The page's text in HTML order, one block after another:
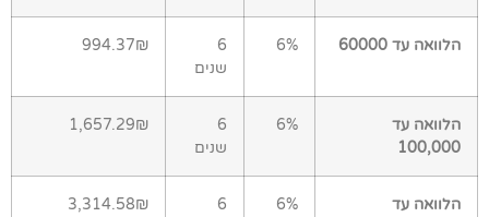
הלוואה עד 60000 6%
6
שנים
994.37₪
הלוואה עד
100,000
6%
6
שנים
1,657.29₪
הלוואה עד
6%
6
3,314.58₪